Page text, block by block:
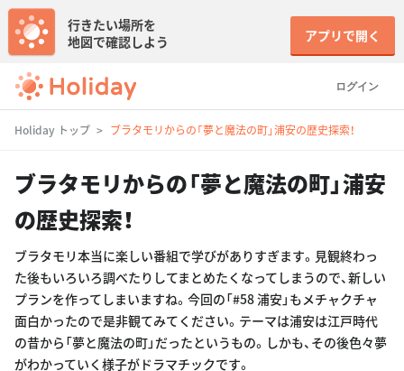
ログイン
行きたい場所を
地図で確認しよう
アプリで開く
Holiday トップ ブラタモリからの「夢と魔法の町」浦安の歴史探索！
ブラタモリからの「夢と魔法の町」浦安
の歴史探索！
ブラタモリ本当に楽しい番組で学びがありすぎます。見観終わっ
た後もいろいろ調べたりしてまとめたくなってしまうので、新しい
プランを作ってしまいますね。今回の「#58 浦安」もメチャクチャ
面白かったので是非観てみてください。テーマは浦安は江戸時代
の昔から「夢と魔法の町」だったというもの。しかも、その後色々夢
がわかっていく様子がドラマチックです。